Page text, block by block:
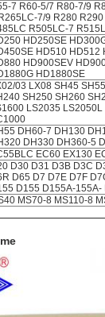
7 R60-5/7 R80-7/9
7/9 R280
R505LC-7
HD250SE
HD510
HD900SEV
HD1880SE
03 LX08 SH45
SH250 SH260
LS2035
DH60-7 DH130
DH330 DH360-5
EC60 EX130
D30 D31 D3B D3C
D65 D7 D7E D7F
D155 D155A-
MS70-8 MS110-8